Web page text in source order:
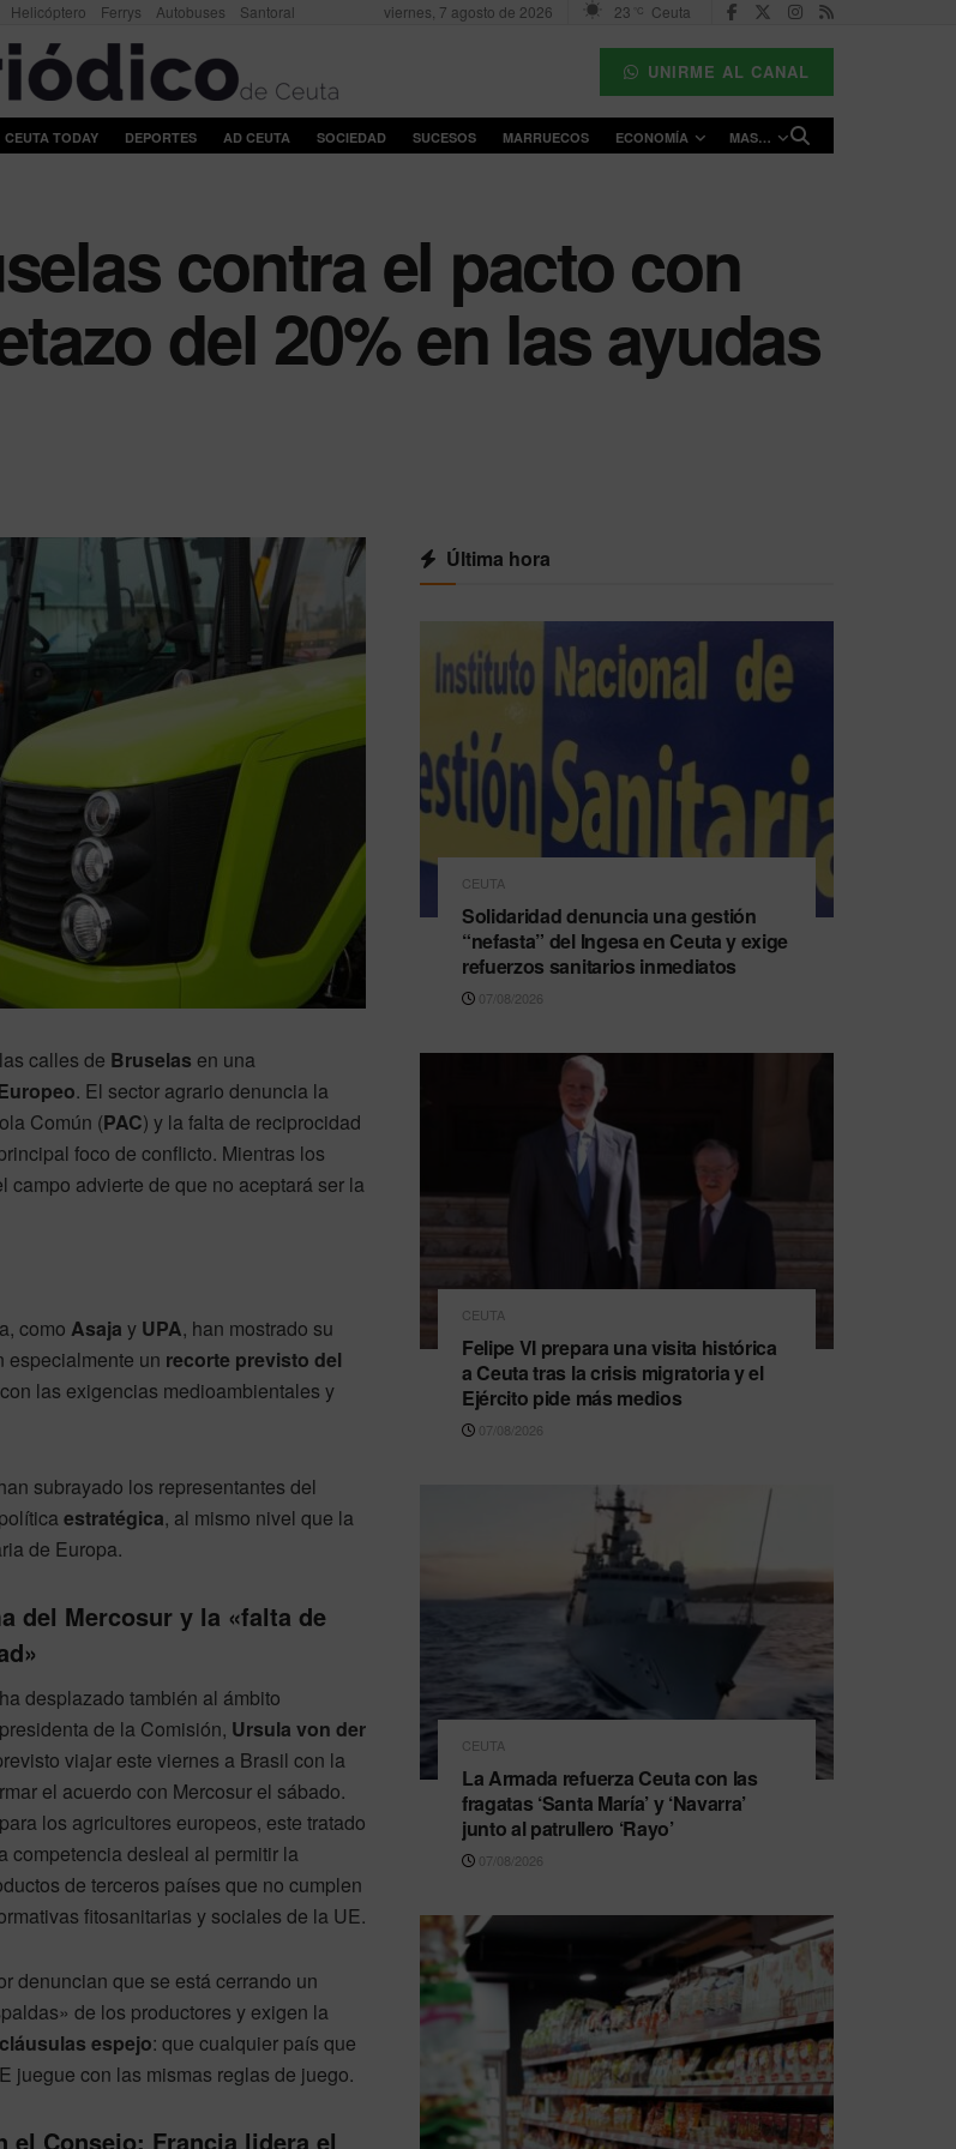
Helicóptero Ferrys Autobuses Santoral viernes, 7 agosto de 2026 23 °C Ceuta
UNIRME AL CANAL
CEUTA TODAY DEPORTES AD CEUTA SOCIEDAD SUCESOS MARRUECOS ECONOMÍA MAS…
contra el pacto con
del 20% en las ayudas
calles de Bruselas en una
. El sector agrario denuncia la
Común (PAC) y la falta de reciprocidad
foco de conflicto. Mientras los
advierte de que no aceptará ser la
como Asaja y UPA, han mostrado su
especialmente un recorte previsto del
las exigencias medioambientales y
subrayado los representantes del
estratégica, al mismo nivel que la
de Europa.
del Mercosur y la «falta de
desplazado también al ámbito
de la Comisión, Ursula von der
viajar este viernes a Brasil con la
el acuerdo con Mercosur el sábado.
los agricultores europeos, este tratado
competencia desleal al permitir la
de terceros países que no cumplen
fitosanitarias y sociales de la UE.
denuncian que se está cerrando un
de los productores y exigen la
cláusulas espejo: que cualquier país que
juegue con las mismas reglas de juego.
el Consejo: Francia lidera el
Última hora
CEUTA
Solidaridad denuncia una gestión
“nefasta” del Ingesa en Ceuta y exige
refuerzos sanitarios inmediatos
07/08/2026
CEUTA
Felipe VI prepara una visita histórica
a Ceuta tras la crisis migratoria y el
Ejército pide más medios
07/08/2026
CEUTA
La Armada refuerza Ceuta con las
fragatas ‘Santa María’ y ‘Navarra’
junto al patrullero ‘Rayo’
07/08/2026